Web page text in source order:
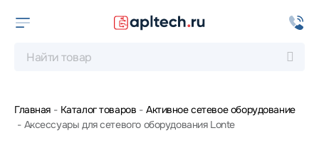
Главная Каталог товаров
Активное сетевое оборудование
Аксессуары для сетевого оборудования Lonte